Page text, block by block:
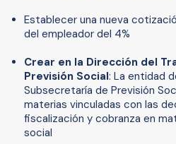
Establecer una nueva
del empleador del 4%
Crear en la Dirección del
Previsión Social: La entidad
Subsecretaría de Previsión
materias vinculadas con las
fiscalización y cobranza en
social